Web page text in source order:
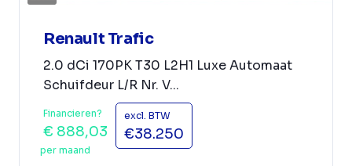
Renault Trafic
2.0 dCi 170PK T30 L2H1 Luxe Automaat
Schuifdeur L/R Nr. V...
Financieren?
€ 888,03
per maand
excl. BTW
€38.250